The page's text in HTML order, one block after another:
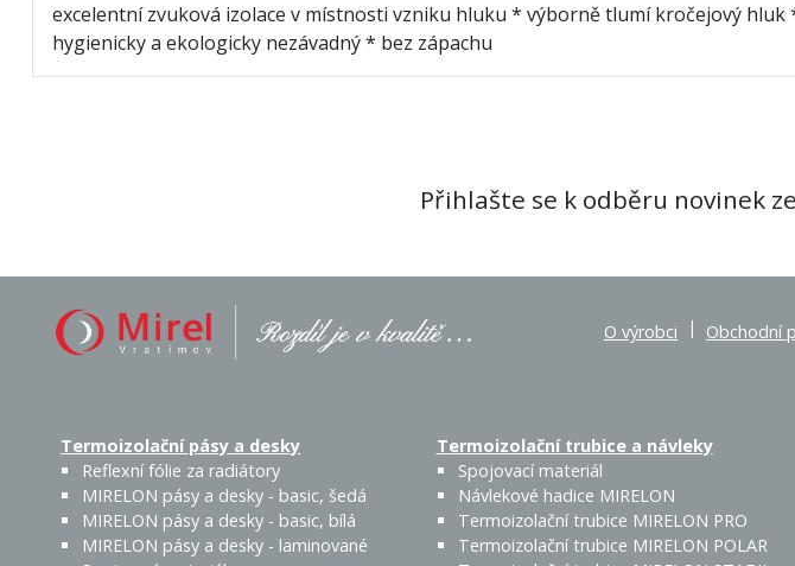
excelentní zvuková izolace v místnosti vzniku hluku * výborně tlumí kročejový
hygienicky a ekologicky nezávadný * bez zápachu
Přihlašte se k odběru novinek
O výrobci | Obchodní
Termoizolační pásy a desky
Reflexní fólie za radiátory
MIRELON pásy a desky - basic, šedá
MIRELON pásy a desky - basic, bílá
MIRELON pásy a desky - laminované
Termoizolační trubice a návleky
Spojovací materiál
Návlekové hadice MIRELON
Termoizolační trubice MIRELON PRO
Termoizolační trubice MIRELON POLAR